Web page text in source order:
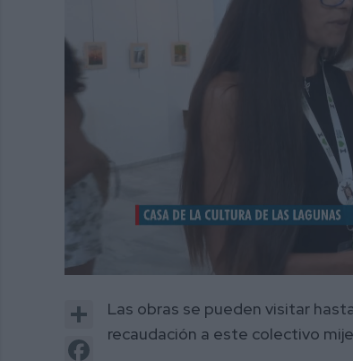
2
minutes,
11
seconds
Share
Facebook
Las obras se pueden visitar
recaudación a este colectivo